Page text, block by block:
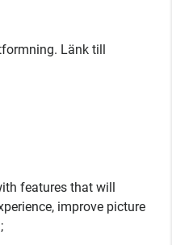
Länk till
features that will
improve picture